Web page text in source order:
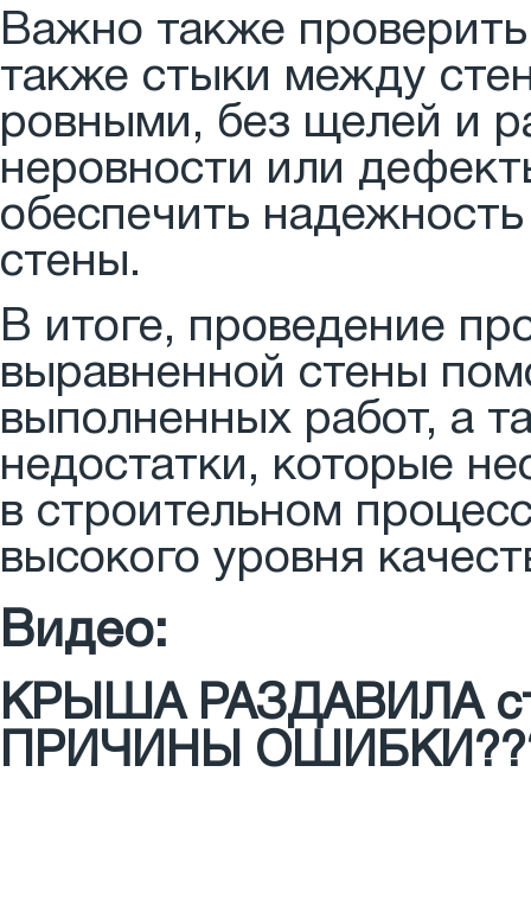
Важно также
также стыки между
ровными, без щелей и
неровности или
обеспечить
стены.
В итоге, проведение
выравненной стены
выполненных работ, а
недостатки, которые
в строительном
высокого уровня
Видео:
КРЫША РАЗДАВИЛА
ПРИЧИНЫ